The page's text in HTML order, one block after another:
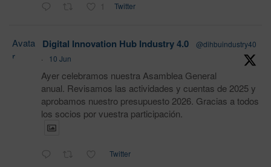
1 Twitter
Avata
r
Digital Innovation Hub Industry 4.0
@dihbuindustry40
·
10 Jun
Ayer celebramos nuestra Asamblea General
anual. Revisamos las actividades y cuentas de 2025 y
aprobamos nuestro presupuesto 2026. Gracias a todos
los socios por vuestra participación.
Twitter